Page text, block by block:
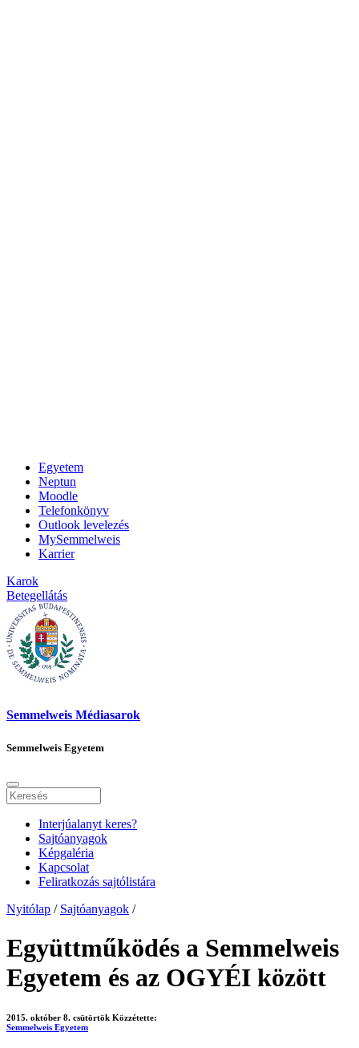
Egyetem
Neptun
Moodle
Telefonkönyv
Outlook levelezés
MySemmelweis
Karrier
Karok
Betegellátás
Semmelweis Médiasarok
Semmelweis Egyetem
Interjúalanyt keres?
Sajtóanyagok
Képgaléria
Kapcsolat
Feliratkozás sajtólistára
Nyitólap / Sajtóanyagok /
Együttműködés a Semmelweis
Egyetem és az OGYÉI között
2015. október 8. csütörtök Közzétette:
Semmelweis Egyetem